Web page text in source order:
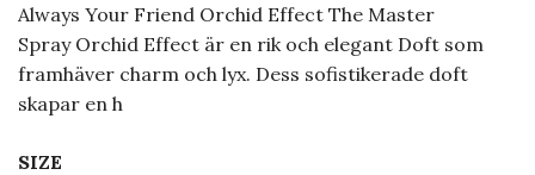
Always Your Friend Orchid Effect The Master
Spray Orchid Effect är en rik och elegant Doft som
framhäver charm och lyx. Dess sofistikerade doft
skapar en h
SIZE